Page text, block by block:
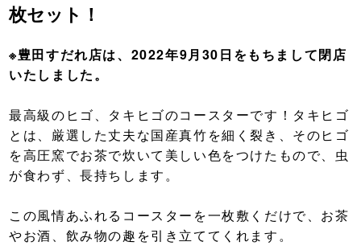
枚セット！
※豊田すだれ店は、2022年9月30日をもちまして閉店
いたしました。
最高級のヒゴ、タキヒゴのコースターです！タキヒゴ
とは、厳選した丈夫な国産真竹を細く裂き、そのヒゴ
を高圧窯でお茶で炊いて美しい色をつけたもので、虫
が食わず、長持ちします。
この風情あふれるコースターを一枚敷くだけで、お茶
やお酒、飲み物の趣を引き立ててくれます。